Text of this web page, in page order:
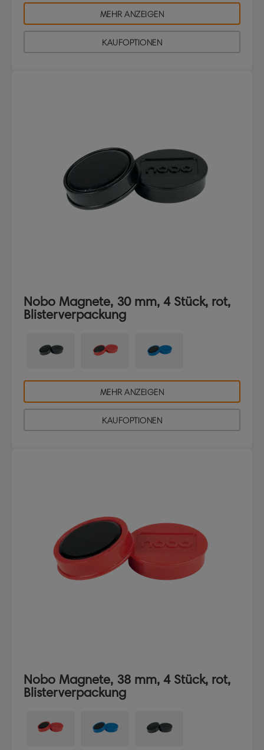
MEHR ANZEIGEN
KAUFOPTIONEN
Nobo Magnete, 30 mm, 4 Stück, rot,
Blisterverpackung
MEHR ANZEIGEN
KAUFOPTIONEN
Nobo Magnete, 38 mm, 4 Stück, rot,
Blisterverpackung